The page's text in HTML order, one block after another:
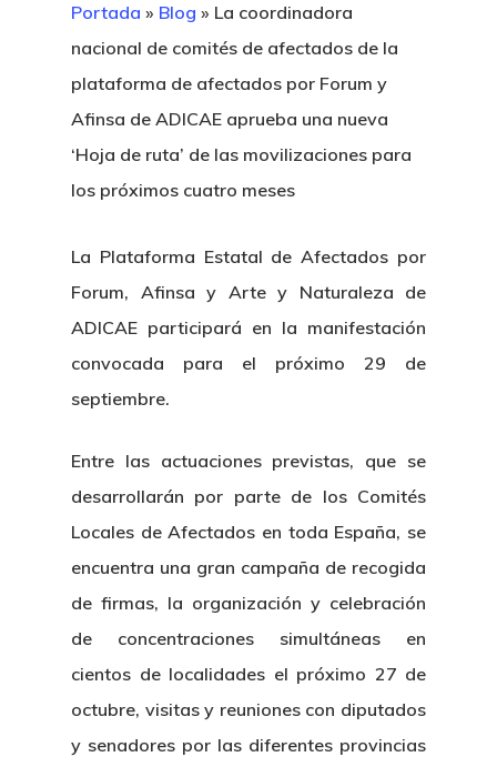
Portada » Blog » La coordinadora
nacional de comités de afectados de la
plataforma de afectados por Forum y
Afinsa de ADICAE aprueba una nueva
‘Hoja de ruta’ de las movilizaciones para
los próximos cuatro meses
La Plataforma Estatal de Afectados por
Forum, Afinsa y Arte y Naturaleza de
ADICAE participará en la manifestación
convocada para el próximo 29 de
septiembre.
Entre las actuaciones previstas, que se
desarrollarán por parte de los Comités
Locales de Afectados en toda España, se
encuentra una gran campaña de recogida
de firmas, la organización y celebración
de concentraciones simultáneas en
cientos de localidades el próximo 27 de
octubre, visitas y reuniones con diputados
y senadores por las diferentes provincias